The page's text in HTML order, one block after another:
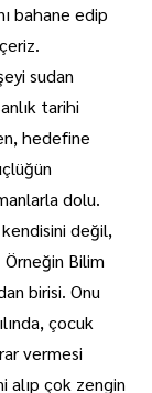
bahane edip
sudan
tarihi
hedefine
dolu.
değil,
Örneğin Bilim
birisi. Onu
çocuk
vermesi
alıp çok zengin